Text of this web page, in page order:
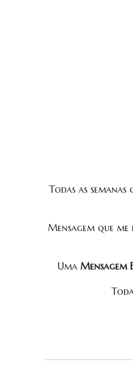
Todas as semanas
Mensagem que
Uma Mensagem